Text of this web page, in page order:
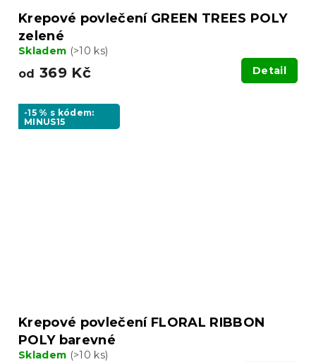
Krepové povlečení GREEN TREES POLY
zelené
Skladem (>10 ks)
od 369 Kč Detail
-15 % s kódem:
MINUS15
Krepové povlečení FLORAL RIBBON
POLY barevné
Skladem (>10 ks)